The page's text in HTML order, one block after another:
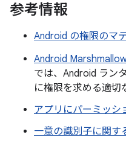
参考情報
Android の権限のマ
Android
では、Android ラン
に権限を求める適切
アプリにパーミッシ
一意の識別子に関す